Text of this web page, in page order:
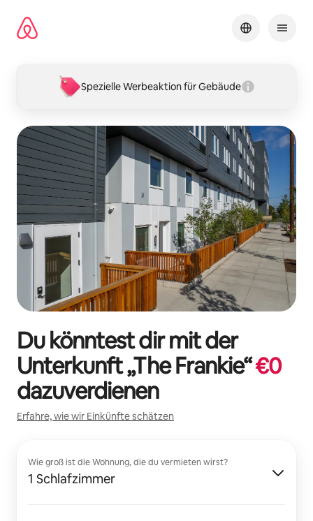
Inhalten
springen
Spezielle Werbeaktion für Gebäude
Du könntest dir mit der
Unterkunft „The Frankie“€0
dazuverdienen
Erfahre, wie wir Einkünfte schätzen
Wie groß ist die Wohnung, die du vermieten wirst?
1 Schlafzimmer